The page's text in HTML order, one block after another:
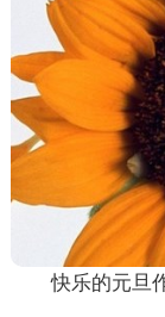
快乐的元旦